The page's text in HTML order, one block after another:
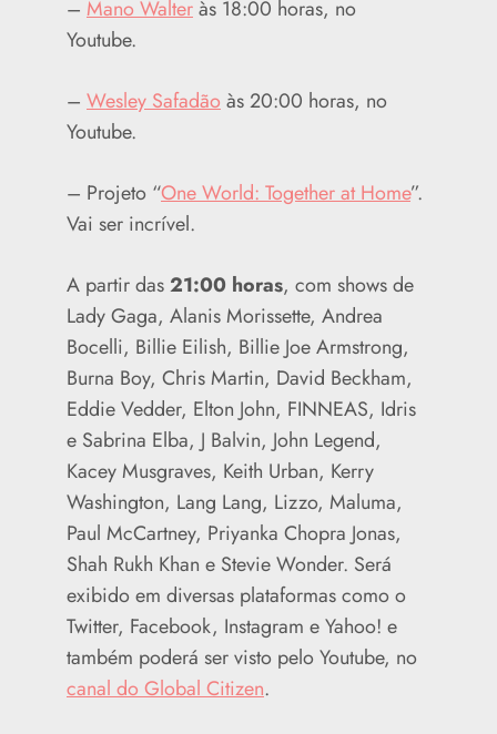
– Mano Walteràs 18:00 horas, no
Youtube.
– Wesley Safadão às 20:00 horas, no
Youtube.
– Projeto “One World: Together at Home”.
Vai ser incrível.
A partir das21:00 horas, com shows de
Lady Gaga, Alanis Morissette, Andrea
Bocelli, Billie Eilish, Billie Joe Armstrong,
Burna Boy, Chris Martin, David Beckham,
Eddie Vedder, Elton John, FINNEAS, Idris
e Sabrina Elba, J Balvin, John Legend,
Kacey Musgraves, Keith Urban, Kerry
Washington, Lang Lang, Lizzo, Maluma,
Paul McCartney, Priyanka Chopra Jonas,
Shah Rukh Khan e Stevie Wonder. Será
exibido em diversas plataformas como o
Twitter, Facebook, Instagram e Yahoo! e
também poderá ser visto pelo Youtube, no
canal do Global Citizen.